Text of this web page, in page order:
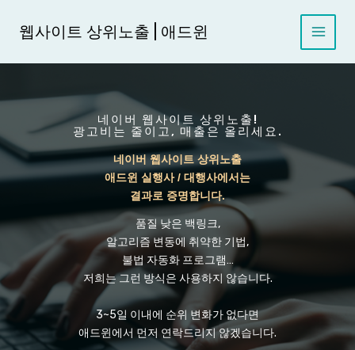
로
너
기
웹사이트 상위노출 | 애드윈
네이버 웹사이트 상위노출!
광고비는 줄이고, 매출은 올리세요.
네이버 웹사이트 상위노출
애드윈 실행사 / 대행사에서는
결과로 증명합니다.
품질 낮은 백링크,
알고리즘 변동에 취약한 기법,
불법 자동화 프로그램…
저희는 그런 방식은 사용하지 않습니다.
3~5일 이내에 순위 변화가 없다면
애드윈에서 먼저 연락드리지 않겠습니다.